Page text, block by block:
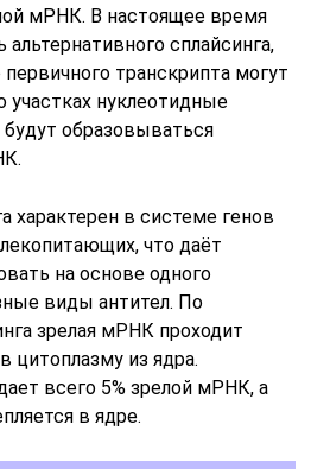
мРНК. В настоящее время
сплайсинга,
транскрипта могут
участках нуклеотидные
образовываться
характерен в системе генов
что даёт
на основе одного
виды антител. По
зрелая мРНК проходит
цитоплазму из ядра.
всего 5% зрелой мРНК, а
в ядре.